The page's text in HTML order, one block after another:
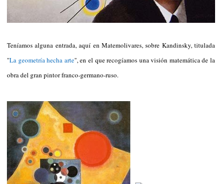
Teníamos alguna entrada, aquí en Matemolivares, sobre Kandinsky, titulada
"La geometría hecha arte", en el que recogíamos una visión matemática de la
obra del gran pintor franco-germano-ruso.